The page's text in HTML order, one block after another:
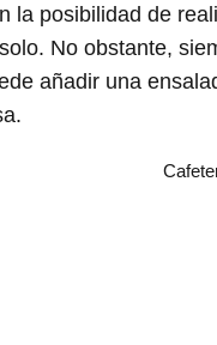
la posibilidad de
No obstante,
añadir una